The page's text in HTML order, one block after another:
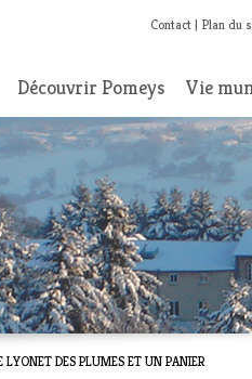
Contact Plan du
Découvrir Pomeys Vie
LYONET DES PLUMES ET UN PANIER